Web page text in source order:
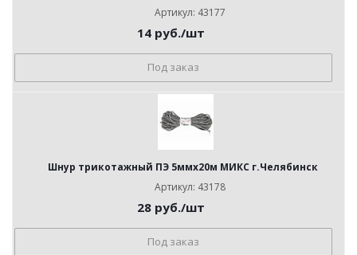
Артикул: 43177
14руб./шт
Под заказ
Шнур трикотажный ПЭ 5ммх20м МИКС г.Челябинск
Артикул: 43178
28руб./шт
Под заказ